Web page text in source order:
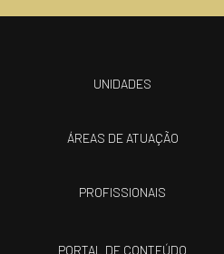
UNIDADES
ÁREAS DE ATUAÇÃO
PROFISSIONAIS
PORTAL DE CONTEÚDO